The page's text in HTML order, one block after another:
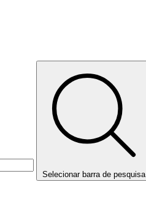
Selecionar barra de pesquisa